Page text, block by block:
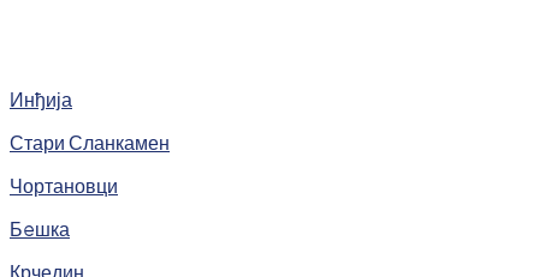
Инђија
Стари Сланкамен
Чортановци
Бeшка